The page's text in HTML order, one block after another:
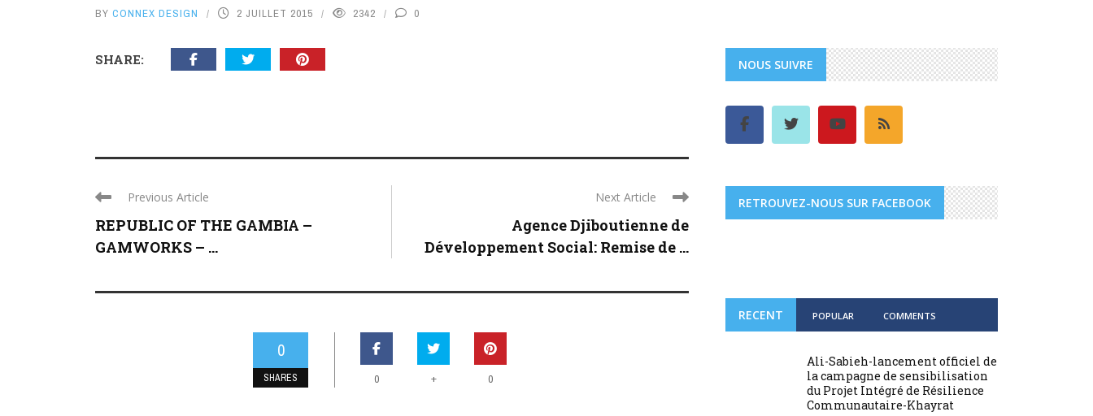
BY CONNEX DESIGN 2 JUILLET 2015 2342 0
SHARE:
Previous Article
REPUBLIC OF THE GAMBIA –
GAMWORKS – ...
Next Article
Agence Djiboutienne de
Développement Social: Remise de ...
0
SHARES 0 + 0
NOUS SUIVRE
RETROUVEZ-NOUS SUR FACEBOOK
RECENT POPULAR COMMENTS
Ali-Sabieh-lancement officiel de
la campagne de sensibilisation
du Projet Intégré de Résilience
Communautaire-Khayrat